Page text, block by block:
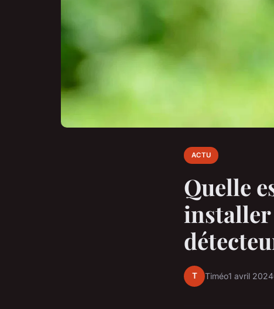
ACTU
Quelle
installer
T Timéo1 avril 2024